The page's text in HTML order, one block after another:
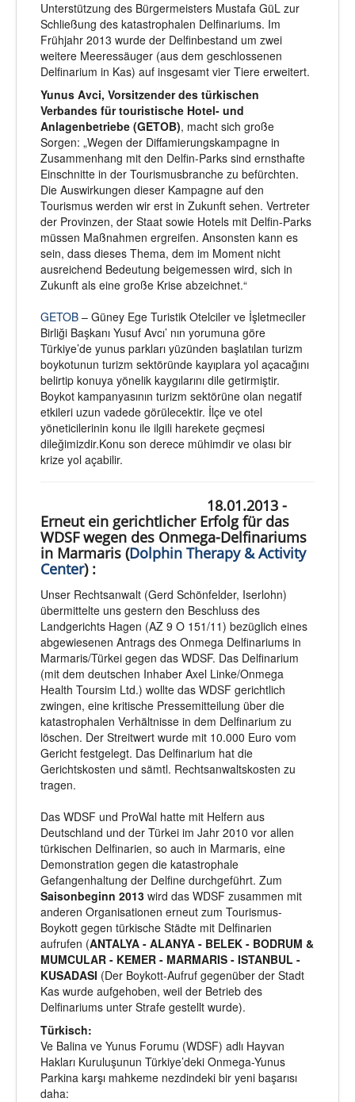
Unterstützung des Bürgermeisters Mustafa GüL zur
Schließung des katastrophalen Delfinariums. Im
Frühjahr 2013 wurde der Delfinbestand um zwei
weitere Meeressäuger (aus dem geschlossenen
Delfinarium in Kas) auf insgesamt vier Tiere erweitert.
Yunus Avci, Vorsitzender des türkischen
Verbandes für touristische Hotel- und
Anlagenbetriebe (GETOB), macht sich große
Sorgen: „Wegen der Diffamierungskampagne in
Zusammenhang mit den Delfin-Parks sind ernsthafte
Einschnitte in der Tourismusbranche zu befürchten.
Die Auswirkungen dieser Kampagne auf den
Tourismus werden wir erst in Zukunft sehen. Vertreter
der Provinzen, der Staat sowie Hotels mit Delfin-Parks
müssen Maßnahmen ergreifen. Ansonsten kann es
sein, dass dieses Thema, dem im Moment nicht
ausreichend Bedeutung beigemessen wird, sich in
Zukunft als eine große Krise abzeichnet.“
GETOB – Güney Ege Turistik Otelciler ve İşletmeciler
Birliği Başkanı Yusuf Avcı’ nın yorumuna göre
Türkiye’de yunus parkları yüzünden başlatılan turizm
boykotunun turizm sektöründe kayıplara yol açacağını
belirtip konuya yönelik kaygılarını dile getirmiştir.
Boykot kampanyasının turizm sektörüne olan negatif
etkileri uzun vadede görülecektir. İlçe ve otel
yöneticilerinin konu ile ilgili harekete geçmesi
dileğimizdir.Konu son derece mühimdir ve olası bir
krize yol açabilir.
18.01.2013 -
Erneut ein gerichtlicher Erfolg für das
WDSF wegen des Onmega-Delfinariums
in Marmaris (Dolphin Therapy & Activity
Center) :
Unser Rechtsanwalt (Gerd Schönfelder, Iserlohn)
übermittelte uns gestern den Beschluss des
Landgerichts Hagen (AZ 9 O 151/11) bezüglich eines
abgewiesenen Antrags des Onmega Delfinariums in
Marmaris/Türkei gegen das WDSF. Das Delfinarium
(mit dem deutschen Inhaber Axel Linke/Onmega
Health Toursim Ltd.) wollte das WDSF gerichtlich
zwingen, eine kritische Pressemitteilung über die
katastrophalen Verhältnisse in dem Delfinarium zu
löschen. Der Streitwert wurde mit 10.000 Euro vom
Gericht festgelegt. Das Delfinarium hat die
Gerichtskosten und sämtl. Rechtsanwaltskosten zu
tragen.
Das WDSF und ProWal hatte mit Helfern aus
Deutschland und der Türkei im Jahr 2010 vor allen
türkischen Delfinarien, so auch in Marmaris, eine
Demonstration gegen die katastrophale
Gefangenhaltung der Delfine durchgeführt. Zum
Saisonbeginn 2013 wird das WDSF zusammen mit
anderen Organisationen erneut zum Tourismus-
Boykott gegen türkische Städte mit Delfinarien
aufrufen (ANTALYA - ALANYA - BELEK - BODRUM &
MUMCULAR - KEMER - MARMARIS - ISTANBUL -
KUSADASI (Der Boykott-Aufruf gegenüber der Stadt
Kas wurde aufgehoben, weil der Betrieb des
Delfinariums unter Strafe gestellt wurde).
Türkisch:
Ve Balina ve Yunus Forumu (WDSF) adlı Hayvan
Hakları Kuruluşunun Türkiye’deki Onmega-Yunus
Parkina karşı mahkeme nezdindeki bir yeni başarısı
daha: